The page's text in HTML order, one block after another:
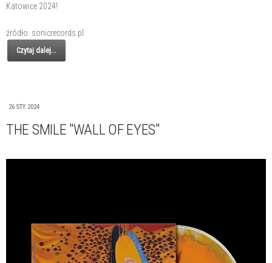
Katowice 2024!
źródło: sonicrecords.pl
Czytaj dalej...
26 STY 2024
THE SMILE "WALL OF EYES"